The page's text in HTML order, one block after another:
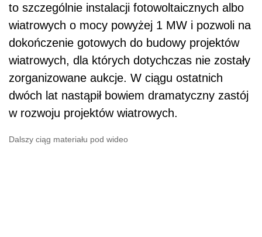
to szczególnie instalacji fotowoltaicznych albo
wiatrowych o mocy powyżej 1 MW i pozwoli na
dokończenie gotowych do budowy projektów
wiatrowych, dla których dotychczas nie zostały
zorganizowane aukcje. W ciągu ostatnich
dwóch lat nastąpił bowiem dramatyczny zastój
w rozwoju projektów wiatrowych.
Dalszy ciąg materiału pod wideo